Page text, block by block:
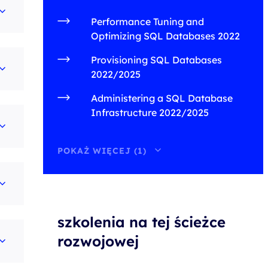
Performance Tuning and
Optimizing SQL Databases 2022
Provisioning SQL Databases
2022/2025
Administering a SQL Database
Infrastructure 2022/2025
POKAŻ WIĘCEJ (1)
szkolenia na tej ścieżce
rozwojowej